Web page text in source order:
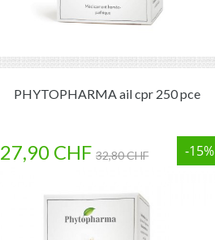
PHYTOPHARMA ail cpr 250 pce
27,90 CHF 32,80 CHF -15%